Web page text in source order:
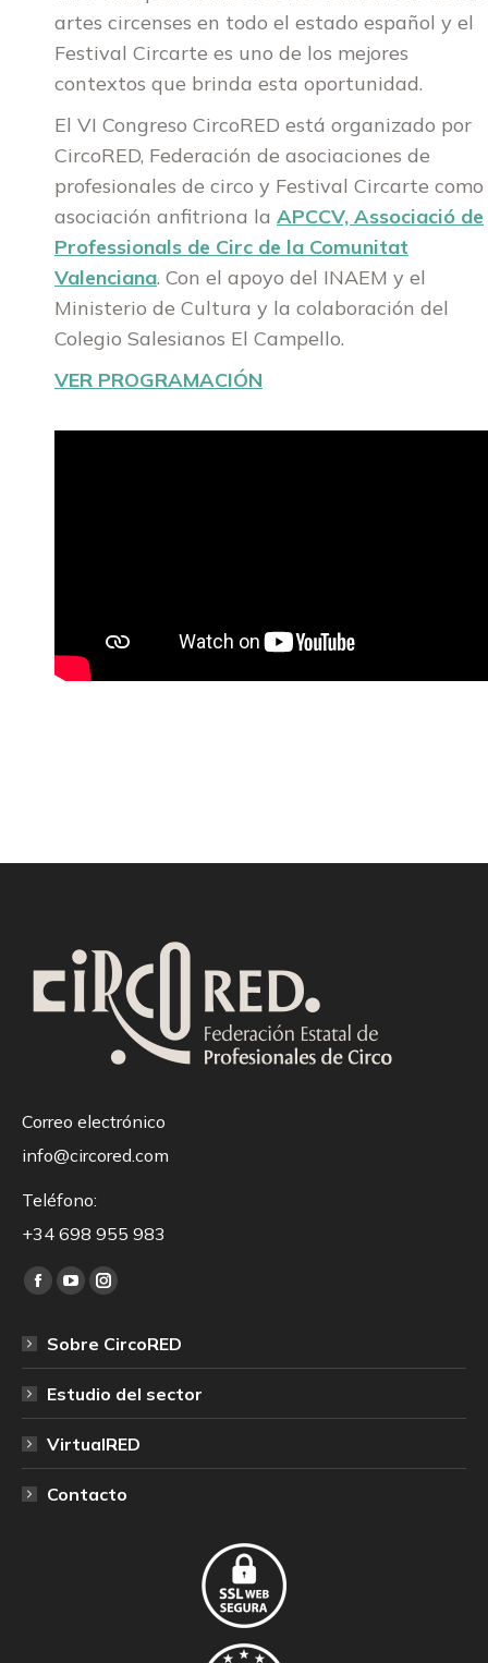
artes circenses en todo el estado español y el
Festival Circarte es uno de los mejores
contextos que brinda esta oportunidad.
El VI Congreso CircoRED está organizado por
CircoRED, Federación de asociaciones de
profesionales de circo y Festival Circarte como
asociación anfitriona la APCCV, Associació de
Professionals de Circ de la Comunitat
Valenciana. Con el apoyo del INAEM y el
Ministerio de Cultura y la colaboración del
Colegio Salesianos El Campello.
VER PROGRAMACIÓN
Correo electrónico
info@circored.com
Teléfono:
+34 698 955 983
Encuéntranos en:
Facebook
opens
new
window
YouTube
opens
new
window
Instagram
opens
new
window
Sobre CircoRED
Estudio del sector
VirtualRED
Contacto